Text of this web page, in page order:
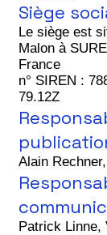
Siège
Le siège est
Malon à
France
n° SIREN :
79.12Z
Alain
Patrick Linne,